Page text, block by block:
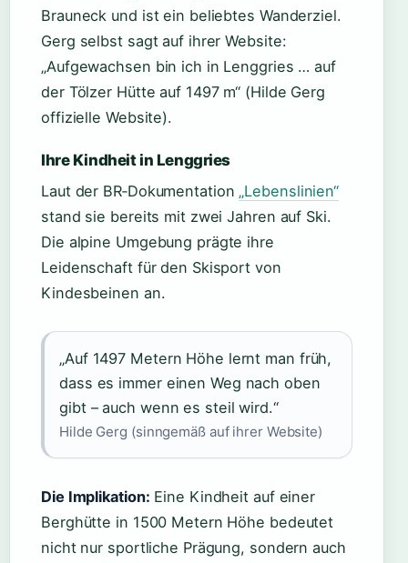
Brauneck und ist ein beliebtes Wanderziel.
Gerg selbst sagt auf ihrer Website:
„Aufgewachsen bin ich in Lenggries … auf
der Tölzer Hütte auf 1497 m“ (Hilde Gerg
offizielle Website).
Ihre Kindheit in Lenggries
Laut der BR‑Dokumentation „Lebenslinien“
stand sie bereits mit zwei Jahren auf Ski.
Die alpine Umgebung prägte ihre
Leidenschaft für den Skisport von
Kindesbeinen an.
„Auf 1497 Metern Höhe lernt man früh,
dass es immer einen Weg nach oben
gibt – auch wenn es steil wird.“
Hilde Gerg (sinngemäß auf ihrer Website)
Die Implikation: Eine Kindheit auf einer
Berghütte in 1500 Metern Höhe bedeutet
nicht nur sportliche Prägung, sondern auch